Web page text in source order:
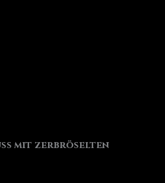
mit zerbröselten